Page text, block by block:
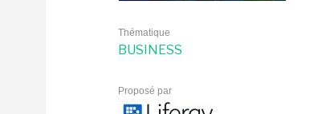
Thématique
BUSINESS
Proposé par